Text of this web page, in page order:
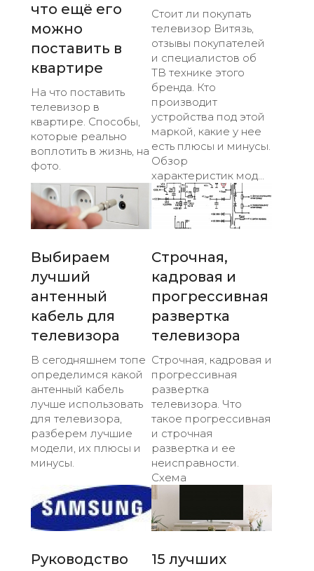
что ещё его
можно
поставить в
квартире
На что поставить
телевизор в
квартире. Способы,
которые реально
воплотить в жизнь, на
фото.
Стоит ли покупать
телевизор Витязь,
отзывы покупателей
и специалистов об
ТВ технике этого
бренда. Кто
производит
устройства под этой
маркой, какие у нее
есть плюсы и минусы.
Обзор
характеристик мод...
Выбираем
лучший
антенный
кабель для
телевизора
В сегодняшнем топе
определимся какой
антенный кабель
лучше использовать
для телевизора,
разберем лучшие
модели, их плюсы и
минусы.
Строчная,
кадровая и
прогрессивная
развертка
телевизора
Строчная, кадровая и
прогрессивная
развертка
телевизора. Что
такое прогрессивная
и строчная
развертка и ее
неисправности.
Схема
Руководство
15 лучших